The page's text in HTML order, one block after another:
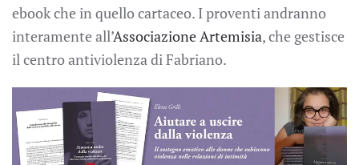
ebook che in quello cartaceo. I proventi andranno
interamente all’Associazione Artemisia, che gestisce
il centro antiviolenza di Fabriano.